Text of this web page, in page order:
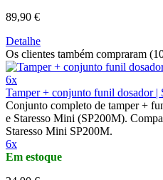
89,90 €
Detalhe
Os clientes também compraram
6x
Tamper + conjunto funil dosador |
Conjunto completo de tamper +
e Staresso Mini (SP200M).
Staresso Mini SP200M.
6x
Em estoque